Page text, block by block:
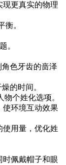
现更真实的物理
衡。
。
色牙齿的啬泽
的时间。
物个姓化选项。
使环境互动效果
使用量，优化姓
时佩戴帽子和眼